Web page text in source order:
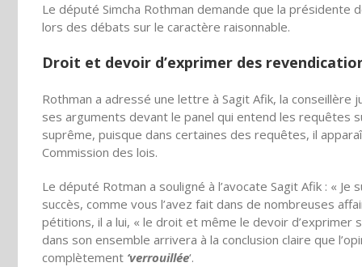
Le député Simcha Rothman demande que la
lors des débats sur le caractère raisonnable.
Droit et devoir d’exprimer des
Rothman a adressé une lettre à Sagit Afik, la conseillère
ses arguments devant le panel qui entend les requêtes
suprême, puisque dans certaines des requêtes, il
Commission des lois.
Le député Rotman a souligné à l’avocate Sagit Afik : «
succès, comme vous l’avez fait dans de nombreuses
pétitions, il a lui, « le droit et même le devoir
dans son ensemble arrivera à la conclusion claire que
complètement ‘verrouillée‘.